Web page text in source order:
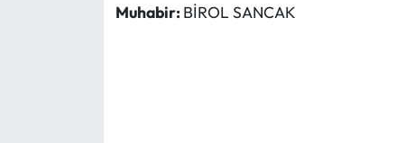
Muhabir: BİROL SANCAK